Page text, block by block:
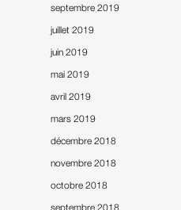
septembre 2019
juillet 2019
juin 2019
mai 2019
avril 2019
mars 2019
décembre 2018
novembre 2018
octobre 2018
septembre 2018